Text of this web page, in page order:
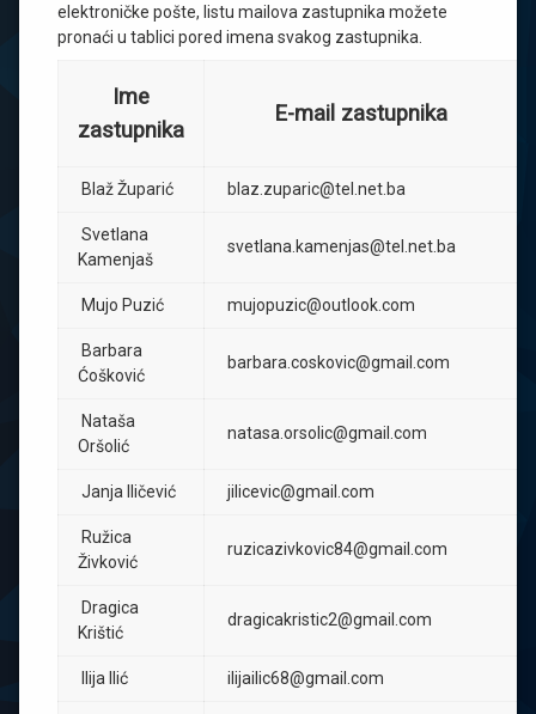
elektroničke pošte, listu mailova zastupnika možete
pronaći u tablici pored imena svakog zastupnika.
Ime
zastupnika
E-mail zastupnika
Blaž Župarić blaz.zuparic@tel.net.ba
Svetlana
Kamenjaš
svetlana.kamenjas@tel.net.ba
Mujo Puzić mujopuzic@outlook.com
Barbara
Ćošković
barbara.coskovic@gmail.com
Nataša
Oršolić
natasa.orsolic@gmail.com
Janja Iličević jilicevic@gmail.com
Ružica
Živković
ruzicazivkovic84@gmail.com
Dragica
Krištić
dragicakristic2@gmail.com
Ilija Ilić ilijailic68@gmail.com